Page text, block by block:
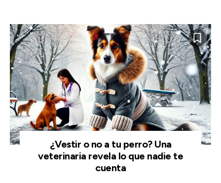
¿Vestir o no a tu perro? Una
veterinaria revela lo que nadie te
cuenta